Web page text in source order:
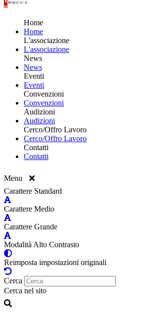
Home
Home
L'associazione
L'associazione
News
News
Eventi
Eventi
Convenzioni
Convenzioni
Audizioni
Audizioni
Cerco/Offro Lavoro
Cerco/Offro Lavoro
Contatti
Contatti
Menu
Carattere Standard
Carattere Medio
Carattere Grande
Modalità Alto Contrasto
Reimposta impostazioni originali
Cerca
Cerca nel sito